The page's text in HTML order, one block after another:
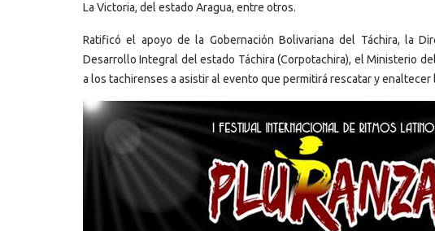
La Victoria, del estado Aragua, entre otros.
Ratificó el apoyo de la Gobernación Bolivariana del Táchira, la
Desarrollo Integral del estado Táchira (Corpotachira), el Ministerio
a los tachirenses a asistir al evento que permitirá rescatar y enaltecer